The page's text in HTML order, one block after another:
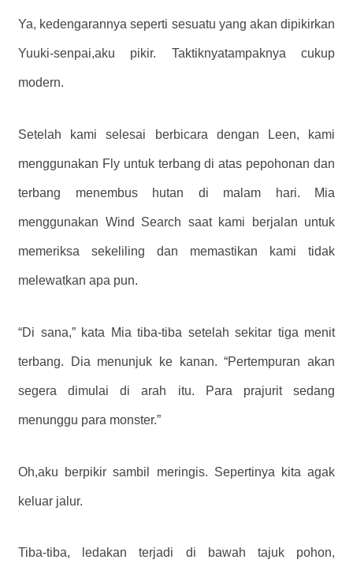
Ya, kedengarannya seperti sesuatu yang akan dipikirkan
Yuuki-senpai,aku pikir. Taktiknyatampaknya cukup
modern.
Setelah kami selesai berbicara dengan Leen, kami
menggunakan Fly untuk terbang di atas pepohonan dan
terbang menembus hutan di malam hari. Mia
menggunakan Wind Search saat kami berjalan untuk
memeriksa sekeliling dan memastikan kami tidak
melewatkan apa pun.
“Di sana,” kata Mia tiba-tiba setelah sekitar tiga menit
terbang. Dia menunjuk ke kanan. “Pertempuran akan
segera dimulai di arah itu. Para prajurit sedang
menunggu para monster.”
Oh,aku berpikir sambil meringis. Sepertinya kita agak
keluar jalur.
Tiba-tiba, ledakan terjadi di bawah tajuk pohon,